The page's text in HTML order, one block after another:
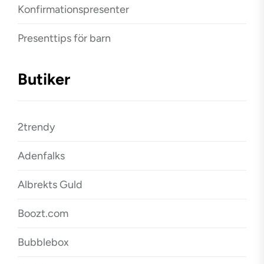
Konfirmationspresenter
Presenttips för barn
Butiker
2trendy
Adenfalks
Albrekts Guld
Boozt.com
Bubblebox